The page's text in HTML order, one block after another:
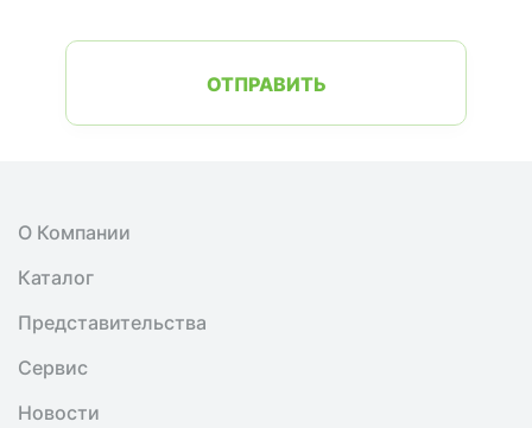
ОТПРАВИТЬ
О Компании
Каталог
Представительства
Сервис
Новости